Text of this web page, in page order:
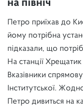
на північ
Петро приїхав до
йому потрібна
підказали, що
На станції
Вказівники
Інститутської.
Петро дивиться на